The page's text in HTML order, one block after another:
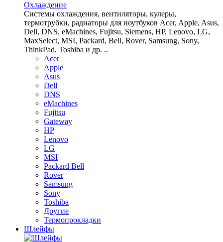
Охлаждение
Системы охлаждения, вентиляторы, кулеры,
термотрубки, радиаторы для ноутбуков Acer, Apple, Asus,
Dell, DNS, eMachines, Fujitsu, Siemens, HP, Lenovo, LG,
MaxSelect, MSI, Packard, Bell, Rover, Samsung, Sony,
ThinkPad, Toshiba и др. ..
Acer
Apple
Asus
Dell
DNS
eMachines
Fujitsu
Gateway
HP
Lenovo
LG
MSI
Packard Bell
Rover
Samsung
Sony
Toshiba
Другие
Термопрокладки
Шлейфы